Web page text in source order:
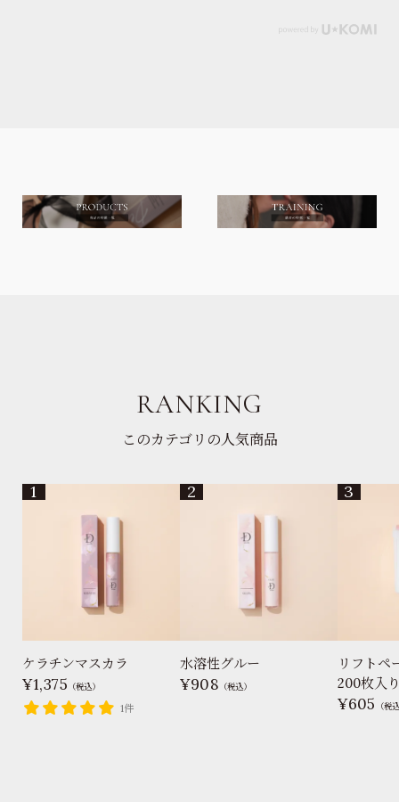
RANKING
このカテゴリの人気商品
ケラチンマスカラ
1,375 （税込）
1件
水溶性グルー
908 （税込）
リフトペ
200枚入
605 （税